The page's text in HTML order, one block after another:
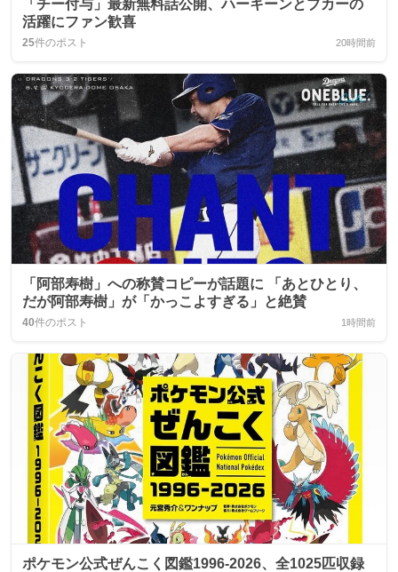
「チー付与」最新無料話公開、ハーキーンとブカーの
活躍にファン歓喜
25件のポスト 20時間前
「阿部寿樹」への称賛コピーが話題に 「あとひとり、
だが阿部寿樹」が「かっこよすぎる」と絶賛
40件のポスト 1時間前
ポケモン公式ぜんこく図鑑1996-2026、全1025匹収録